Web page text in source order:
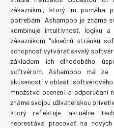
zákazníkmi, ktorý im pomáha
potrebám. Ashampoo je známe
kombinuje intuitívnosť, logiku
zákazníkom "slnečnú stránku
schopnosť vytvárať skvelý
základom ich dlhodobého
softvérom. Ashampoo má
skúseností v oblasti
množstvo ocenení a odporúčaní
známe svojou užívateľskou
ktorý reflektuje aktuálne
neprestáva pracovať na